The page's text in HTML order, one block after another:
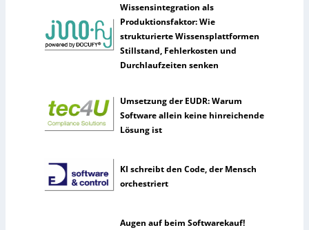
Wissensintegration als
Produktionsfaktor: Wie
strukturierte Wissensplattformen
Stillstand, Fehlerkosten und
Durchlaufzeiten senken
Umsetzung der EUDR: Warum
Software allein keine hinreichende
Lösung ist
KI schreibt den Code, der Mensch
orchestriert
Augen auf beim Softwarekauf!